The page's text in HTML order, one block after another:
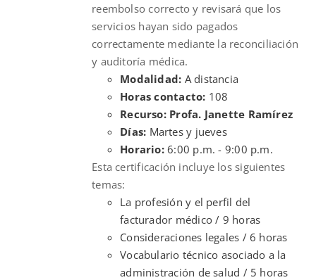
reembolso correcto y revisará que los
servicios hayan sido pagados
correctamente mediante la reconciliación
y auditoría médica.
Modalidad: A distancia
Horas contacto: 108
Recurso: Profa. Janette Ramírez
Días: Martes y jueves
Horario:6:00 p.m. - 9:00 p.m.
Esta certificación incluye los siguientes
temas:
La profesión y el perfil del
facturador médico / 9 horas
Consideraciones legales / 6 horas
Vocabulario técnico asociado a la
administración de salud / 5 horas